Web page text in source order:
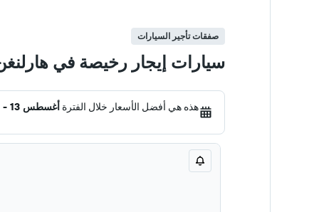
صفقات تأجير السيارات
سيارات إيجار رخيصة في
هذه هي أفضل الأسعار خلال الفترة أغسطس 13 - 20